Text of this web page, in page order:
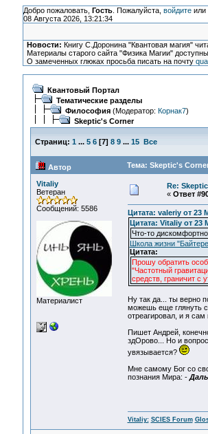
Добро пожаловать, Гость. Пожалуйста, войдитеили
08 Августа 2026, 13:21:34
Новости: Книгу С.Доронина "Квантовая магия"
Материалы старого сайта "Физика Магии"
О замеченных глюках просьба писать на почту
Квантовый Портал
Тематические разделы
Философия(Модератор: Корнак7)
Skeptic's Corner
Страниц: 1 ... 5 6[7] 8 9 ... 15 Все
Автор Тема: Skeptic's
Vitaliy
Ветеран
Сообщений: 5586
Материалист
Re:
« Ответ
Цитата: valeriy от 23
Цитата: Vitaliy от 23
Что-то дискомфортно
Школа жизни
Цитата:
Прошу обратить
"Частотный
средств, граничит с
Ну так да... ты верно
можешь еще глянуть
отреагировал, и я
Пишет Андрей,
здОрово... Но и
увязывается?
Мне самому Бог со
познания Мира: -
Vitaliy: SCIES Forum